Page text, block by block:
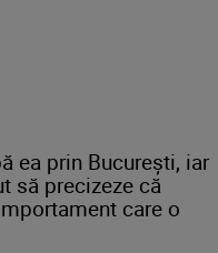
ea prin București, iar
să precizeze că
care o